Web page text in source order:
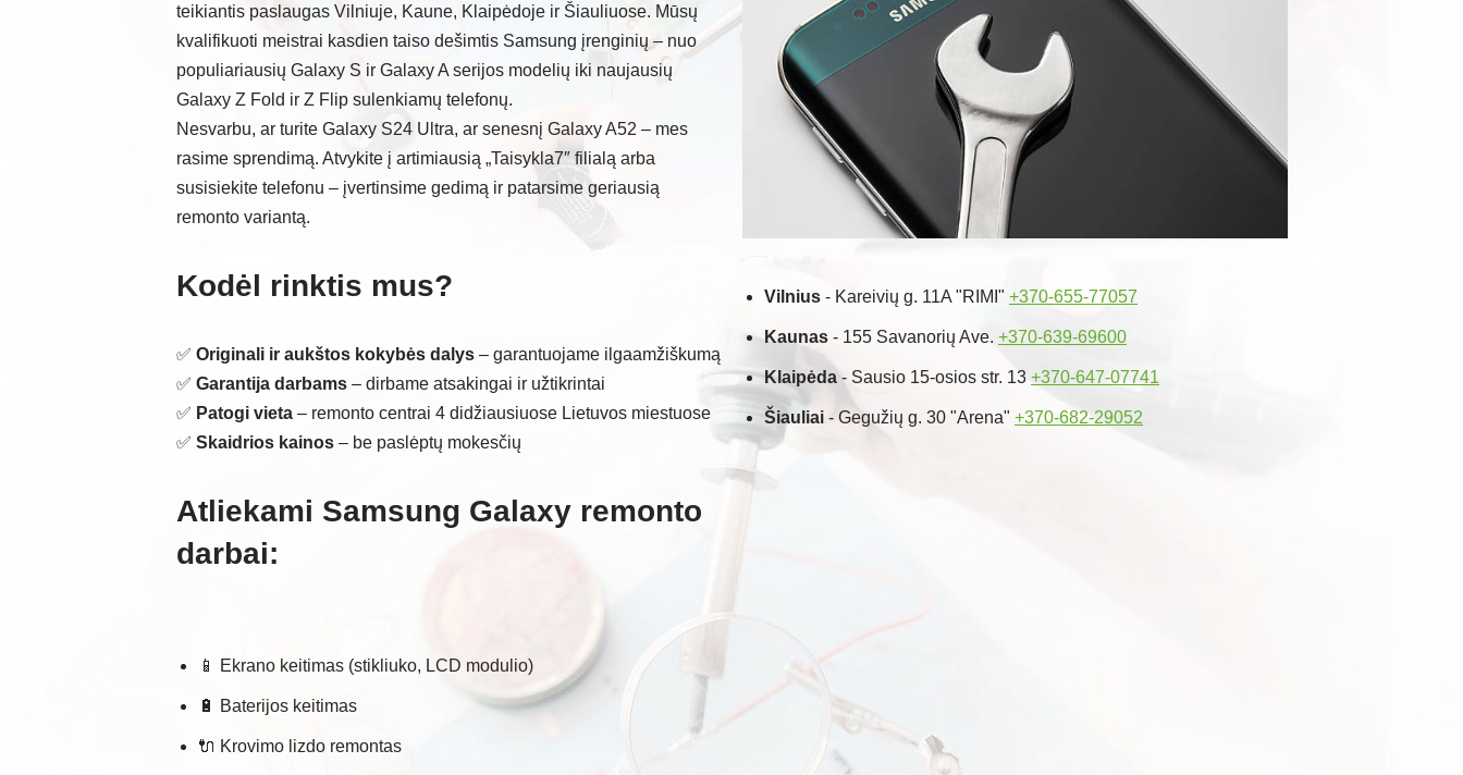
teikiantis paslaugas Vilniuje, Kaune, Klaipėdoje ir Šiauliuose. Mūsų
kvalifikuoti meistrai kasdien taiso dešimtis Samsung įrenginių – nuo
populiariausių Galaxy S ir Galaxy A serijos modelių iki naujausių
Galaxy Z Fold ir Z Flip sulenkiamų telefonų.
Nesvarbu, ar turite Galaxy S24 Ultra, ar senesnį Galaxy A52 – mes
rasime sprendimą. Atvykite į artimiausią „Taisykla7″ filialą arba
susisiekite telefonu – įvertinsime gedimą ir patarsime geriausią
remonto variantą.
Kodėl rinktis mus?
✅ Originali ir aukštos kokybės dalys– garantuojame ilgaamžiškumą
✅ Garantija darbams– dirbame atsakingai ir užtikrintai
✅ Patogi vieta– remonto centrai 4 didžiausiuose Lietuvos miestuose
✅ Skaidrios kainos– be paslėptų mokesčių
Atliekami Samsung Galaxy remonto
darbai:
📱 Ekrano keitimas (stikliuko, LCD modulio)
🔋 Baterijos keitimas
🔌 Krovimo lizdo remontas
Vilnius - Kareivių g. 11A "RIMI" +370-655-77057
Kaunas - 155 Savanorių Ave. +370-639-69600
Klaipėda- Sausio 15-osios str. 13 +370-647-07741
Šiauliai - Gegužių g. 30 "Arena" +370-682-29052